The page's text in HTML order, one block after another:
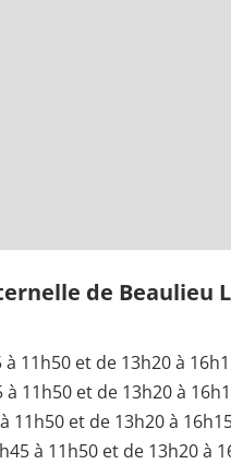
de Beaulieu
à 11h50 et de 13h20 à
à 11h50 et de 13h20 à
11h50 et de 13h20 à
à 11h50 et de 13h20 à